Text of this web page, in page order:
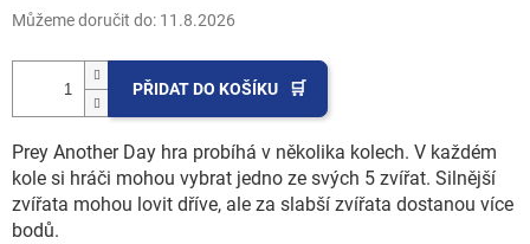
Můžeme doručit do: 11.8.2026
PŘIDAT DO KOŠÍKU
Prey Another Day hra probíhá v několika kolech. V každém
kole si hráči mohou vybrat jedno ze svých 5 zvířat. Silnější
zvířata mohou lovit dříve, ale za slabší zvířata dostanou více
bodů.